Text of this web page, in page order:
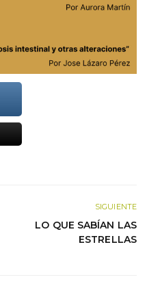
SIGUIENTE
LO QUE SABÍAN LAS
ESTRELLAS